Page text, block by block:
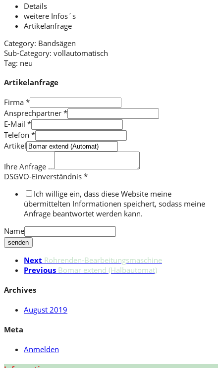
Details
weitere Infos´s
Artikelanfrage
Category: Bandsägen
Sub-Category: vollautomatisch
Tag: neu
Artikelanfrage
Firma *
Ansprechpartner *
E-Mail *
Telefon *
Artikel
Ihre Anfrage ...
DSGVO-Einverständnis *
Ich willige ein, dass diese Website meine
übermittelten Informationen speichert, sodass meine
Anfrage beantwortet werden kann.
Name
senden
Next Rohrenden-Bearbeitungsmaschine
Previous Bomar extend (Halbautomat)
Archives
August 2019
Meta
Anmelden